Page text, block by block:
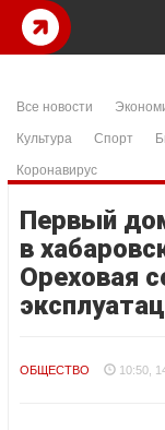
Все новости
Культура
Спорт
Коронавирус
Первый
в
Ореховая
ОБЩЕСТВО 10:50,